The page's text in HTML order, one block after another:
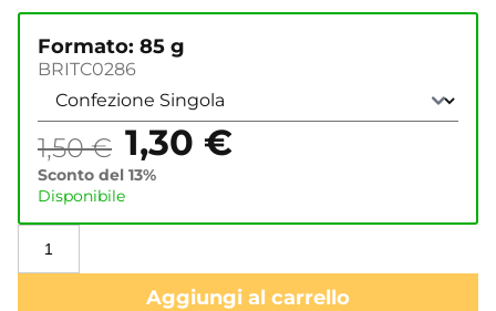
Formato: 85 g
BRITC0286
1,50€ 1,30 €
Sconto del 13%
Disponibile
Aggiungi al carrello